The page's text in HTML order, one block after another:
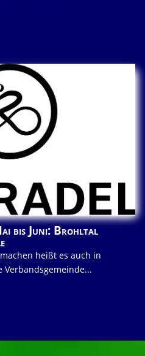
bis Juni: Brohltal
heißt es auch in